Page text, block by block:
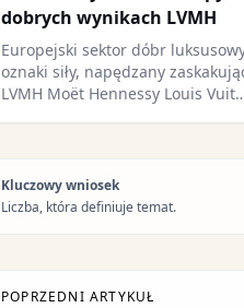
dobrych wynikach LVMH
Europejski sektor dóbr
oznaki siły, napędzany
LVMH Moët Hennessy Louis
Kluczowy wniosek
Liczba, która definiuje temat.
POPRZEDNI ARTYKUŁ